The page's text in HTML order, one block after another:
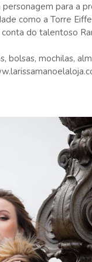
para a
como a Torre
do talentoso
bolsas, mochilas,